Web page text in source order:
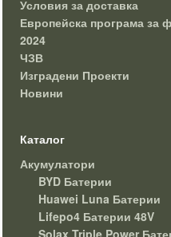
Условия за доставка
Европейска програма за
2024
ЧЗВ
Изградени Проекти
Новини
Каталог
Акумулатори
BYD Батерии
Huawei Luna Батерии
Lifepo4 Батерии 48V
Solax Triple Power